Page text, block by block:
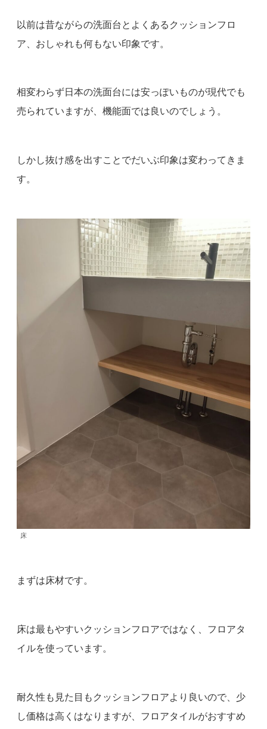
以前は昔ながらの洗面台とよくあるクッションフロ
ア、おしゃれも何もない印象です。
相変わらず日本の洗面台には安っぽいものが現代でも
売られていますが、機能面では良いのでしょう。
しかし抜け感を出すことでだいぶ印象は変わってきま
す。
床
まずは床材です。
床は最もやすいクッションフロアではなく、フロアタ
イルを使っています。
耐久性も見た目もクッションフロアより良いので、少
し価格は高くはなりますが、フロアタイルがおすすめ